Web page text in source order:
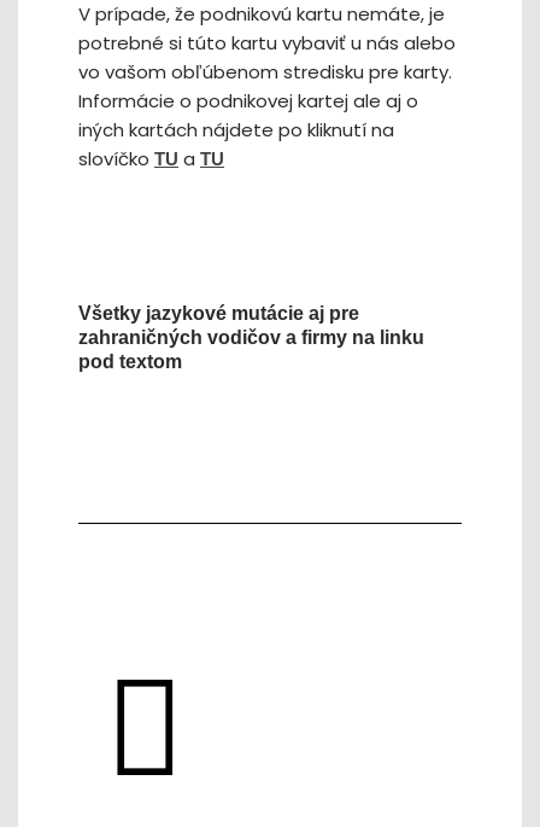
V prípade, že podnikovú kartu nemáte, je
potrebné si túto kartu vybaviť u nás alebo
vo vašom obľúbenom stredisku pre karty.
Informácie o podnikovej kartej ale aj o
iných kartách nájdete po kliknutí na
slovíčko TU a TU
Všetky jazykové mutácie aj pre
zahraničných vodičov a firmy na linku
pod textom